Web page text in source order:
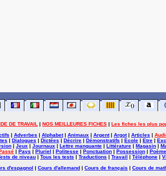
DE TRAVAIL | NOS MEILLEURES FICHES | Les fiches les plus
| Adverbes | Alphabet| Animaux | Argent| Argot| Articles |
| Dialogues | Dictées | Décrire | Démonstratifs | Ecole | Etre |
| Jeux | Journaux | Lettre manquante | Littérature | Magasin |
| Pays | Pluriel | Politesse | Ponctuation | Possession |
de niveau | Tous les tests | Traductions | Travail | Téléphone |
d'espagnol | Cours d'allemand | Cours de français | Cours de